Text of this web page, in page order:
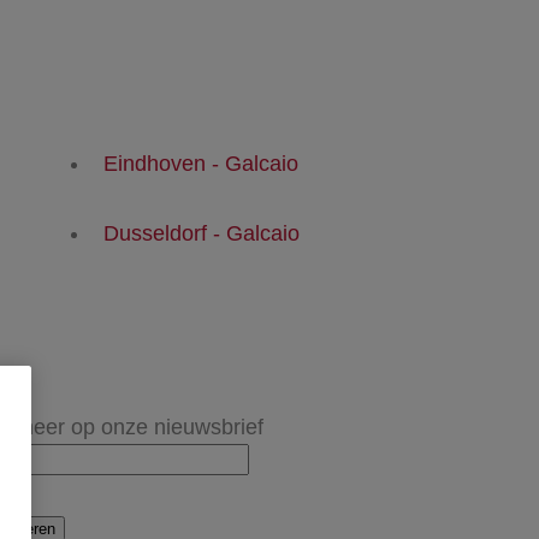
Eindhoven - Galcaio
Dusseldorf - Galcaio
op onze nieuwsbrief